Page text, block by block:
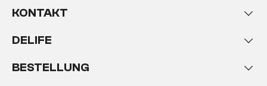
KONTAKT
DELIFE
BESTELLUNG